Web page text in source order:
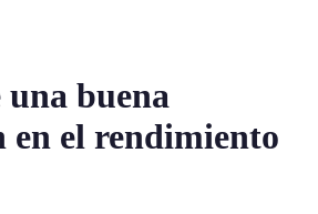
buena
el rendimiento